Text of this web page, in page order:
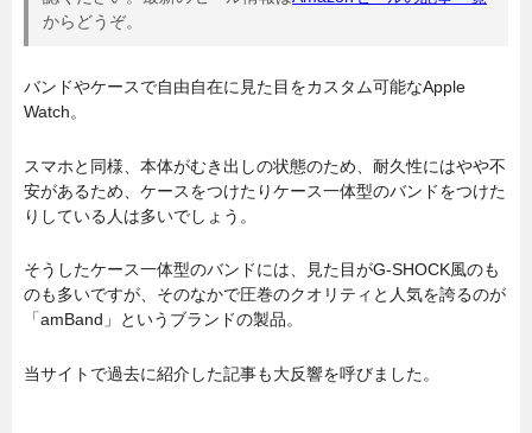
からどうぞ。
バンドやケースで自由自在に見た目をカスタム可能なApple
Watch。
スマホと同様、本体がむき出しの状態のため、耐久性にはやや不
安があるため、ケースをつけたりケース一体型のバンドをつけた
りしている人は多いでしょう。
そうしたケース一体型のバンドには、見た目がG-SHOCK風のも
のも多いですが、そのなかで圧巻のクオリティと人気を誇るのが
「amBand」というブランドの製品。
当サイトで過去に紹介した記事も大反響を呼びました。